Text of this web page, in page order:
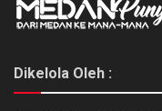
Dikelola Oleh :